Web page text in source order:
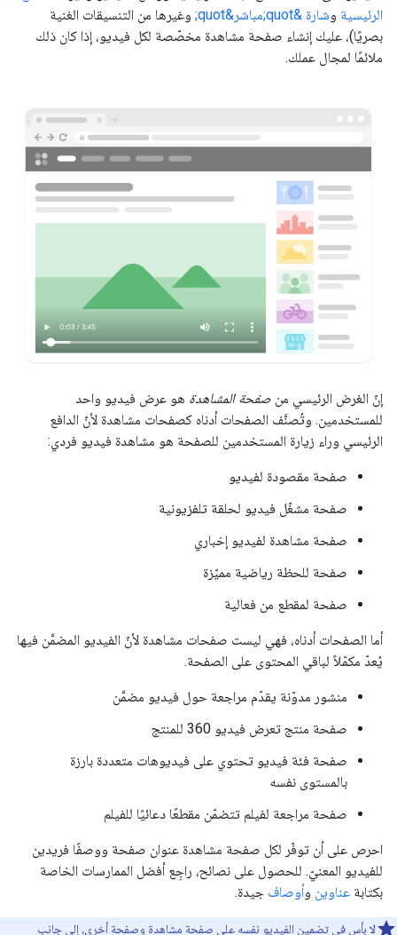
الرئيسية وشارة &quot;مباشر&quot;
وغيرها من التنسيقات الغنية
بصريًا)، عليك إنشاء صفحة مشاهدة مخصّصة لكل فيديو، إذا كان ذلك
ملائمًا لمجال عملك.
إنّ الغرض الرئيسي من صفحة المشاهدة هو عرض فيديو واحد
للمستخدمين. وتُصنَّف الصفحات أدناه كصفحات مشاهدة لأنّ الدافع
الرئيسي وراء زيارة المستخدمين للصفحة هو مشاهدة فيديو فردي:
صفحة مقصودة لفيديو
صفحة مشغّل فيديو لحلقة تلفزيونية
صفحة مشاهدة لفيديو إخباري
صفحة للحظة رياضية مميّزة
صفحة لمقطع من فعالية
أما الصفحات أدناه، فهي ليست صفحات مشاهدة لأنّ الفيديو المضمَّن فيها
يُعدّ مكمّلاً لباقي المحتوى على الصفحة.
منشور مدوّنة يقدّم مراجعة حول فيديو مضمَّن
صفحة منتج تعرض فيديو 360 للمنتج
صفحة فئة فيديو تحتوي على فيديوهات متعددة بارزة
بالمستوى نفسه
صفحة مراجعة لفيلم تتضمّن مقطعًا دعائيًا للفيلم
احرص على أن توفّر لكل صفحة مشاهدة عنوان صفحة ووصفًا فريدين
للفيديو المعنيّ. للحصول على نصائح، راجِع أفضل الممارسات الخاصة
بكتابة عناوين وأوصاف جيدة.
لا بأس في تضمين الفيديو نفسه على صفحة مشاهدة وصفحة أخرى، إلى جانب